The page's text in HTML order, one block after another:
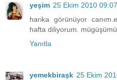
yeşim 25 Ekim 2010 09:07
harika görünüyor
hafta diliyorum.
Yanıtla
yemekbiraşk 25 Ekim